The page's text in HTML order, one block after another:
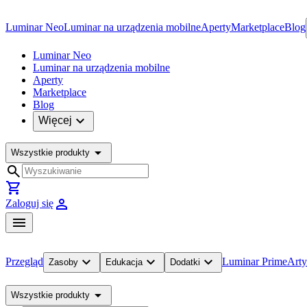
Luminar NeoLuminar na urządzenia mobilneApertyMarketplaceBlog
Luminar Neo
Luminar na urządzenia mobilne
Aperty
Marketplace
Blog
Więcej expand_more
Wszystkie produkty arrow_drop_down
search
shopping_cart
Zaloguj się person
menu
Przegląd Zasoby expand_more Edukacjaexpand_more Dodatki expand_more Luminar Prime
Wszystkie produkty arrow_drop_down